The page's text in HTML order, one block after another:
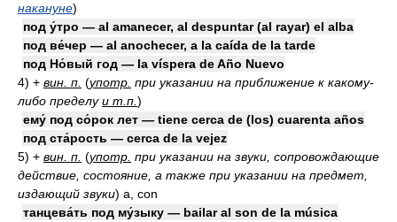
накануне)
под у́тро — al amanecer, al despuntar (al rayar) el alba
под ве́чер — al anochecer, a la caída de la tarde
под Но́вый год — la víspera de Año Nuevo
4) + вин. п. (употр. при указании на приближение к какому-
либо пределуи т.п. )
ему́ под со́рок лет — tiene cerca de (los) cuarenta años
под ста́рость — cerca de la vejez
5) + вин. п. (употр. при указании на звуки, сопровождающие
действие, состояние, а также при указании на предмет,
издающий звуки) a, con
танцева́ть под му́зыку — bailar al son de la música